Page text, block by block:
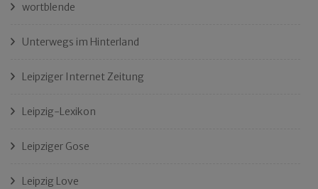
wortblende
Unterwegs im Hinterland
Leipziger Internet Zeitung
Leipzig-Lexikon
Leipziger Gose
Leipzig Love